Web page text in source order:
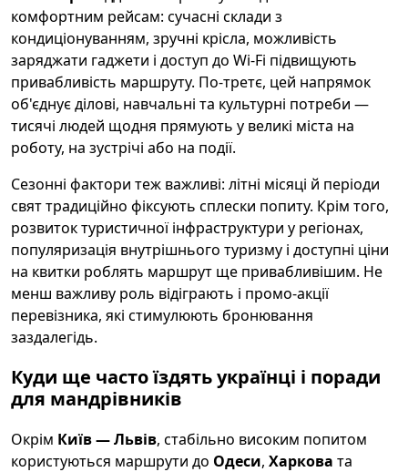
комфортним рейсам: сучасні склади з
кондиціонуванням, зручні крісла, можливість
заряджати гаджети і доступ до Wi-Fi підвищують
привабливість маршруту. По-третє, цей напрямок
об'єднує ділові, навчальні та культурні потреби —
тисячі людей щодня прямують у великі міста на
роботу, на зустрічі або на події.
Сезонні фактори теж важливі: літні місяці й періоди
свят традиційно фіксують сплески попиту. Крім того,
розвиток туристичної інфраструктури у регіонах,
популяризація внутрішнього туризму і доступні ціни
на квитки роблять маршрут ще привабливішим. Не
менш важливу роль відіграють і промо-акції
перевізника, які стимулюють бронювання
заздалегідь.
Куди ще часто їздять українці і поради
для мандрівників
Окрім Київ — Львів, стабільно високим попитом
користуються маршрути до Одеси, Харкова та